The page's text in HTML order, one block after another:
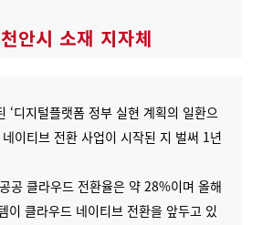
안시 소재 지자체
‘디지털플랫폼 정부 실현 계획의 일환으
이티브 전환 사업이 시작된 지 벌써 1년
공 클라우드 전환율은 약 28%이며 올해
이 클라우드 네이티브 전환을 앞두고 있